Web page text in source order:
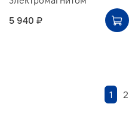
5 940 ₽
1 2